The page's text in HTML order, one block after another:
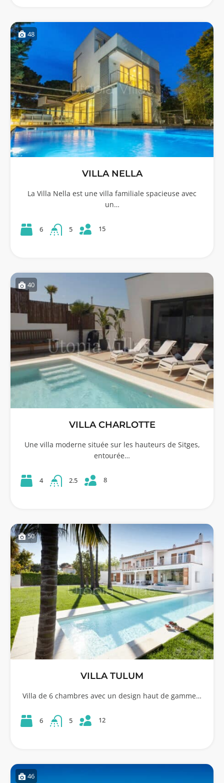
48
VILLA NELLA
La Villa Nella est une villa familiale spacieuse avec
un…
6 5 15
40
VILLA CHARLOTTE
Une villa moderne située sur les hauteurs de Sitges,
entourée…
4 2.5 8
50
VILLA TULUM
Villa de 6 chambres avec un design haut de gamme…
6 5 12
46